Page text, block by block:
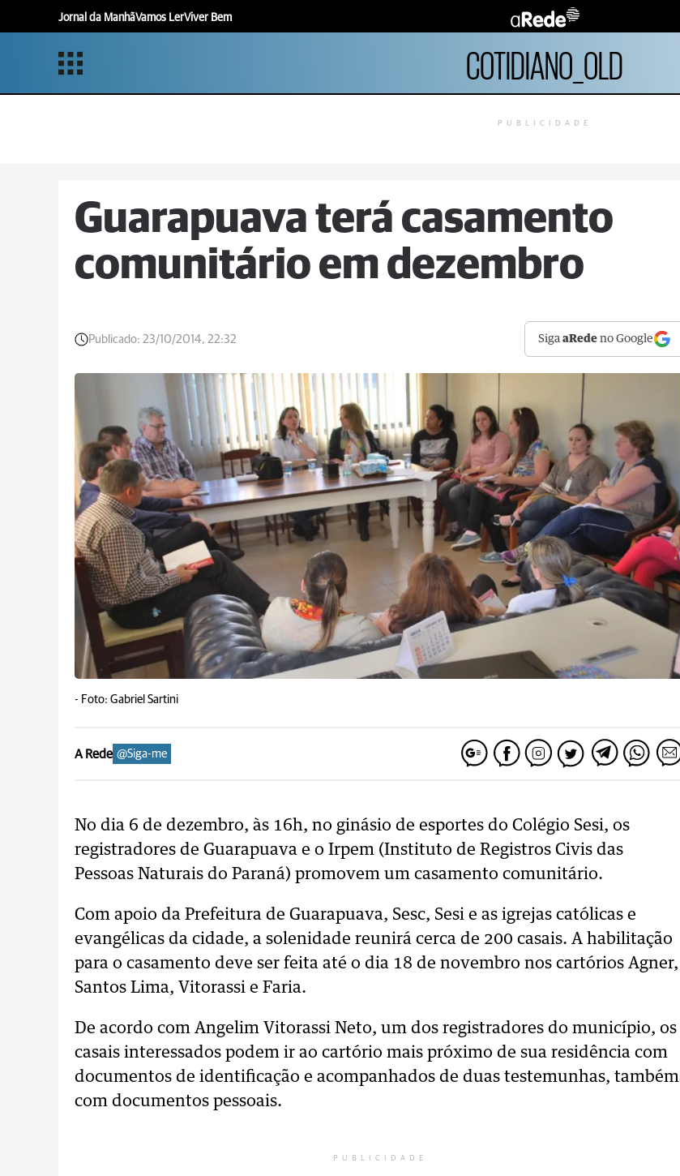
Jornal da ManhãVamos LerViver Bem
COTIDIANO_OLD
PUBLICIDADE
Guarapuava terá casamento
comunitário em dezembro
Publicado: 23/10/2014, 22:32 SigaaRede no Google
- Foto: Gabriel Sartini
A Rede @Siga-me
No dia 6 de dezembro, às 16h, no ginásio de esportes do Colégio Sesi, os
registradores de Guarapuava e o Irpem (Instituto de Registros Civis das
Pessoas Naturais do Paraná) promovem um casamento comunitário.
Com apoio da Prefeitura de Guarapuava, Sesc, Sesi e as igrejas católicas e
evangélicas da cidade, a solenidade reunirá cerca de 200 casais. A habilitação
para o casamento deve ser feita até o dia 18 de novembro nos cartórios Agner,
Santos Lima, Vitorassi e Faria.
De acordo com Angelim Vitorassi Neto, um dos registradores do município, os
casais interessados podem ir ao cartório mais próximo de sua residência com
documentos de identificação e acompanhados de duas testemunhas, também
com documentos pessoais.
PUBLICIDADE